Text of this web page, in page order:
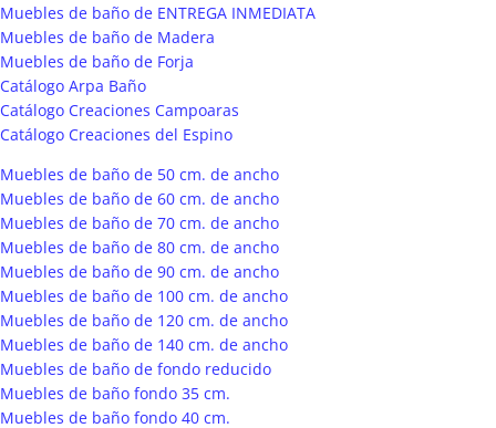
Muebles de baño de ENTREGA INMEDIATA
Muebles de baño de Madera
Muebles de baño de Forja
Catálogo Arpa Baño
Catálogo Creaciones Campoaras
Catálogo Creaciones del Espino
Muebles de baño de 50 cm. de ancho
Muebles de baño de 60 cm. de ancho
Muebles de baño de 70 cm. de ancho
Muebles de baño de 80 cm. de ancho
Muebles de baño de 90 cm. de ancho
Muebles de baño de 100 cm. de ancho
Muebles de baño de 120 cm. de ancho
Muebles de baño de 140 cm. de ancho
Muebles de baño de fondo reducido
Muebles de baño fondo 35 cm.
Muebles de baño fondo 40 cm.